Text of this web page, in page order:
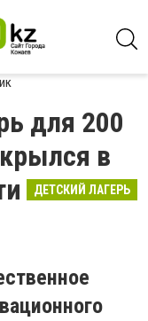
для 200
в
ДЕТСКИЙ ЛАГЕРЬ